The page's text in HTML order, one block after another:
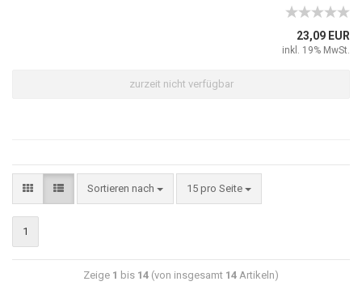
23,09 EUR
inkl. 19% MwSt.
zurzeit nicht verfügbar
Sortieren nach 15 pro Seite
1
Zeige 1 bis 14 (von insgesamt 14 Artikeln)